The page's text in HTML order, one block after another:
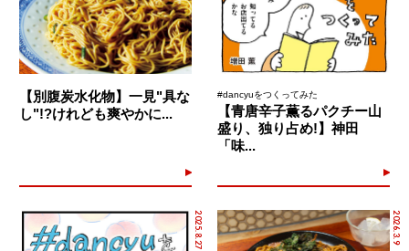
【別腹炭水化物】一見"具な
し"!?けれども爽やかに...
#dancyuをつくってみた
【青唐辛子薫るパクチー山
盛り、独り占め!】神田
「味...
2025.8.27 2026.3.9